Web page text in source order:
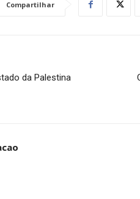
Compartilhar
da Palestina